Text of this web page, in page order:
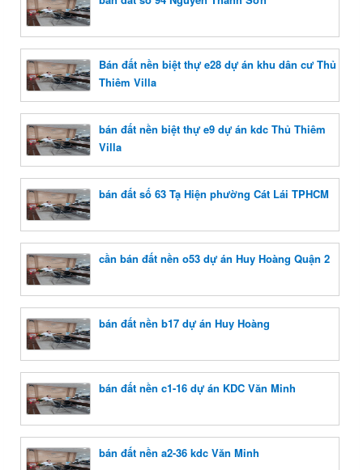
Bán đất nền biệt thự e28 dự án khu dân cư Thủ
Thiêm Villa
bán đất nền biệt thự e9 dự án kdc Thủ Thiêm
Villa
bán đất số 63 Tạ Hiện phường Cát Lái TPHCM
cần bán đất nền o53 dự án Huy Hoàng Quận 2
bán đất nền b17 dự án Huy Hoàng
bán đất nền c1-16 dự án KDC Văn Minh
bán đất nền a2-36 kdc Văn Minh